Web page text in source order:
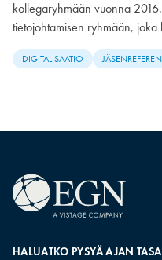
kollegaryhmään vuonna
tietojohtamisen ryhmään,
DIGITALISAATIO
HALUATKO PYSYÄ AJAN